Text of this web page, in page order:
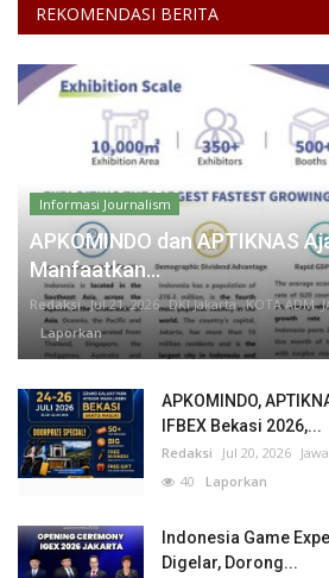
REKOMENDASI BERITA
Informasi Journalism
APKOMINDO dan APTIKNAS
Manfaatkan...
Redaksi Jul 21, 2026 DKI Jakarta KOTA ADM.
Laporkan
APKOMINDO,
IFBEX Bekasi 2026,...
Redaksi Jul 20, 2026
40 Laporkan
Indonesia Game
Digelar, Dorong...